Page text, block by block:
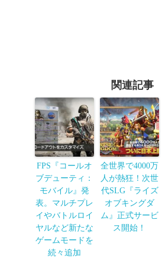
関連記事
FPS『コールオ
ブデューティ：
モバイル』発
表。マルチプレ
イやバトルロイ
ヤルなど新たな
ゲームモードを
続々追加
全世界で4000万
人が熱狂！次世
代SLG『ライズ
オブキングダ
ム』正式サービ
ス開始！